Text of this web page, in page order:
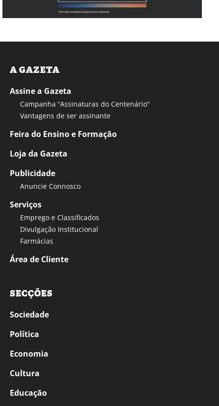
A GAZETA
Assine a Gazeta
Campanha “Assinaturas do Centenário”
Vantagens de ser assinante
Feira do Ensino e Formação
Loja da Gazeta
Publicidade
Anuncie Connosco
Serviços
Emprego e Classificados
Divulgação Institucional
Farmácias
Área de Cliente
SECÇÕES
Sociedade
Política
Economia
Cultura
Educação